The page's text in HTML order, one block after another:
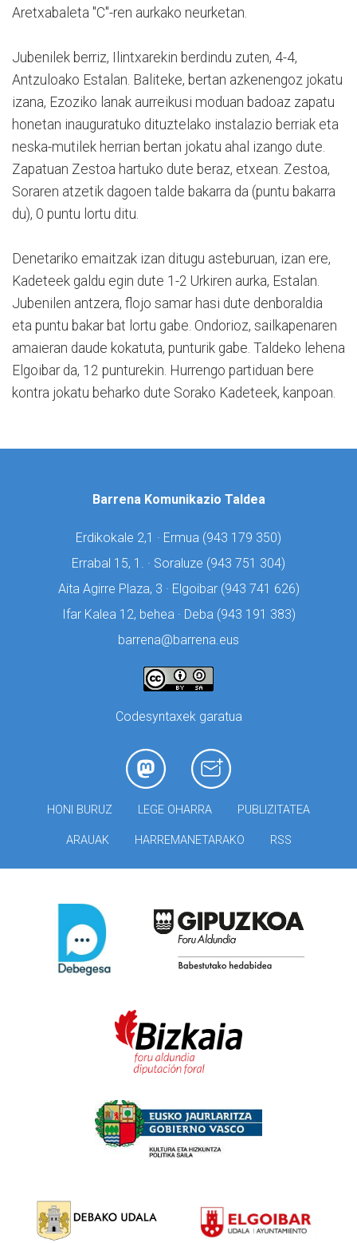
Aretxabaleta "C"-ren aurkako neurketan.
Jubenilek berriz, Ilintxarekin berdindu zuten, 4-4,
Antzuloako Estalan. Baliteke, bertan azkenengoz jokatu
izana, Ezoziko lanak aurreikusi moduan badoaz zapatu
honetan inauguratuko dituztelako instalazio berriak eta
neska-mutilek herrian bertan jokatu ahal izango dute.
Zapatuan Zestoa hartuko dute beraz, etxean. Zestoa,
Soraren atzetik dagoen talde bakarra da (puntu bakarra
du), 0 puntu lortu ditu.
Denetariko emaitzak izan ditugu asteburuan, izan ere,
Kadeteek galdu egin dute 1-2 Urkiren aurka, Estalan.
Jubenilen antzera, flojo samar hasi dute denboraldia
eta puntu bakar bat lortu gabe. Ondorioz, sailkapenaren
amaieran daude kokatuta, punturik gabe. Taldeko lehena
Elgoibar da, 12 punturekin. Hurrengo partiduan bere
kontra jokatu beharko dute Sorako Kadeteek, kanpoan.
Barrena Komunikazio Taldea
Erdikokale 2,1 · Ermua (943 179 350)
Errabal 15, 1. · Soraluze (943 751 304)
Aita Agirre Plaza, 3 · Elgoibar (943 741 626)
Ifar Kalea 12, behea · Deba (943 191 383)
barrena@barrena.eus
Codesyntaxek garatua
HONI BURUZ LEGE OHARRA PUBLIZITATEA
ARAUAK HARREMANETARAKO RSS